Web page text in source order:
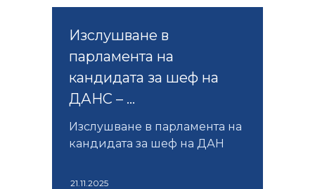
Изслушване в
парламента на
кандидата за шеф на
ДАНС – ...
Изслушване в парламента на
кандидата за шеф на ДАН
21.11.2025